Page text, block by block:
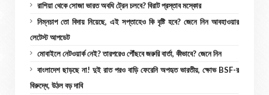
রাশিয়া থেকে সোজা ভারত অবধি ট্রেন চলবে? বিরাট প্রস্তাব মস্কোর
নিম্নচাপ তো বিদায় নিয়েছে, এই সপ্তাহেও কি বৃষ্টি হবে? জেনে নিন আবহাওয়ার
লেটেস্ট আপডেট
মোবাইলে নেটওয়ার্ক নেই? তারপরেও পৌঁছবে জরুরি বার্তা, কীভাবে? জেনে নিন
বাংলাদেশ ছাড়ছে না! দুই রাত পরও বাড়ি ফেরেনি অপহৃত ভারতীয়, ক্ষোভ BSF-র
বিরুদ্ধে, উঠল বড় দাবি